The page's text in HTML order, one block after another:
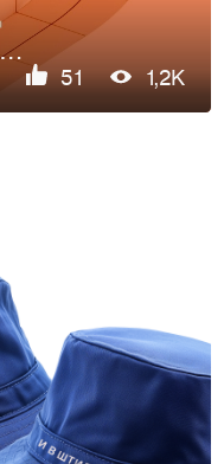
Айдентика и сайт для девелоперов из Португалии
51 1,2K